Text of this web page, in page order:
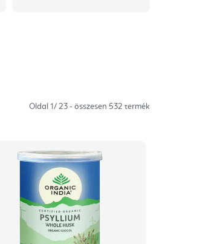
Oldal 1/ 23 - összesen 532 termék